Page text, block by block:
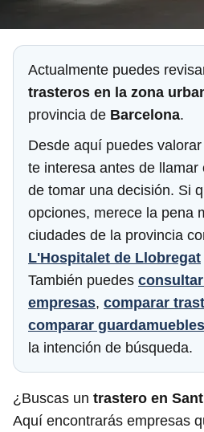
Actualmente puedes
trasteros en la zona
provincia de Barcelona.
Desde aquí puedes
te interesa antes de
de tomar una decisión. Si
opciones, merece la pena
ciudades de la provincia
L'Hospitalet de Llobregat
También puedes
empresas, comparar
comparar guardamuebles
la intención de búsqueda.
¿Buscas un trastero en
Aquí encontrarás empresas